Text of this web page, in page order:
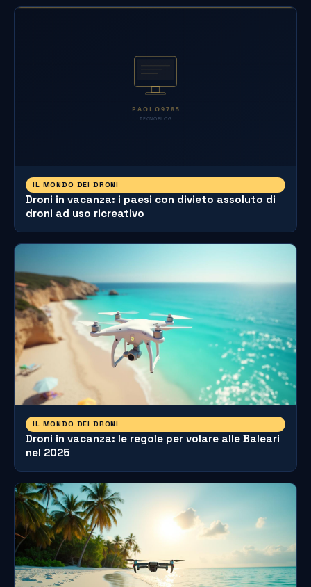
IL MONDO DEI DRONI
Droni in vacanza: i paesi con divieto assoluto di
droni ad uso ricreativo
IL MONDO DEI DRONI
Droni in vacanza: le regole per volare alle Baleari
nel 2025